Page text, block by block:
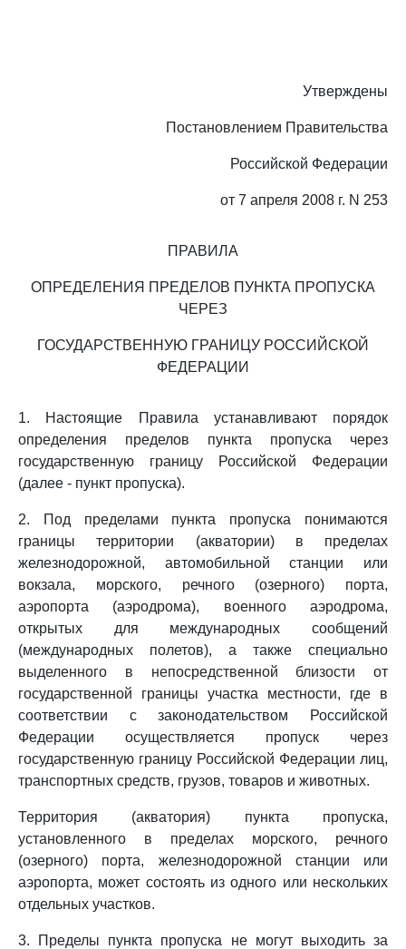
Утверждены
Постановлением Правительства
Российской Федерации
от 7 апреля 2008 г. N 253
ПРАВИЛА
ОПРЕДЕЛЕНИЯ ПРЕДЕЛОВ ПУНКТА ПРОПУСКА
ЧЕРЕЗ
ГОСУДАРСТВЕННУЮ ГРАНИЦУ РОССИЙСКОЙ
ФЕДЕРАЦИИ
1. Настоящие Правила устанавливают порядок
определения пределов пункта пропуска через
государственную границу Российской Федерации
(далее - пункт пропуска).
2. Под пределами пункта пропуска понимаются
границы территории (акватории) в пределах
железнодорожной, автомобильной станции или
вокзала, морского, речного (озерного) порта,
аэропорта (аэродрома), военного аэродрома,
открытых для международных сообщений
(международных полетов), а также специально
выделенного в непосредственной близости от
государственной границы участка местности, где в
соответствии с законодательством Российской
Федерации осуществляется пропуск через
государственную границу Российской Федерации лиц,
транспортных средств, грузов, товаров и животных.
Территория (акватория) пункта пропуска,
установленного в пределах морского, речного
(озерного) порта, железнодорожной станции или
аэропорта, может состоять из одного или нескольких
отдельных участков.
3. Пределы пункта пропуска не могут выходить за